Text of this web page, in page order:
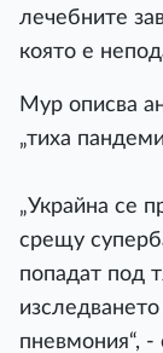
лечебните
която е
Мур описва
„тиха
„Украйна се
срещу
попадат под
пневмония“, -